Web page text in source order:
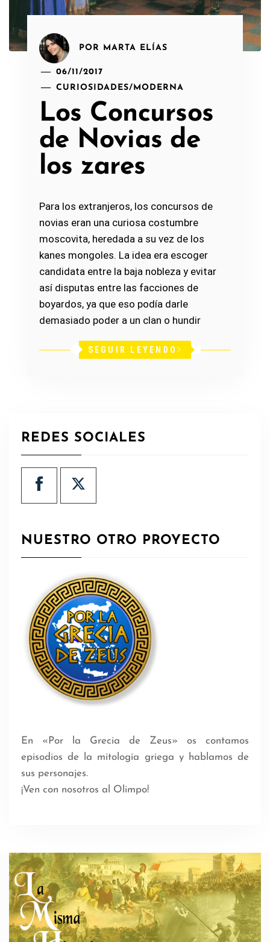
POR MARTA ELÍAS
06/11/2017
CURIOSIDADES/ MODERNA
Los Concursos
de Novias de
los zares
Para los extranjeros, los concursos de
novias eran una curiosa costumbre
moscovita, heredada a su vez de los
kanes mongoles. La idea era escoger
candidata entre la baja nobleza y evitar
así disputas entre las facciones de
boyardos, ya que eso podía darle
demasiado poder a un clan o hundir
SEGUIR LEYENDO
REDES SOCIALES
NUESTRO OTRO PROYECTO
En «Por la Grecia de Zeus» os contamos
episodios de la mitología griega y hablamos de
sus personajes.
¡Ven con nosotros al Olimpo!